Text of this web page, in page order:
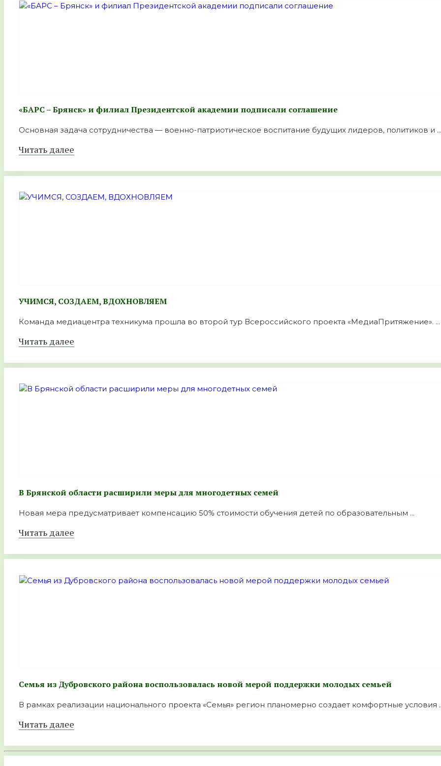
«БАРС – Брянск» и филиал Президентской академии подписали соглашение
Основная задача сотрудничества — военно-патриотическое воспитание будущих лидеров, политиков и ...
Читать далее
УЧИМСЯ, СОЗДАЕМ, ВДОХНОВЛЯЕМ
Команда медиацентра техникума прошла во второй тур Всероссийского проекта «МедиаПритяжение». ...
Читать далее
В Брянской области расширили меры для многодетных семей
Новая мера предусматривает компенсацию 50% стоимости обучения детей по образовательным ...
Читать далее
Семья из Дубровского района воспользовалась новой мерой поддержки молодых семьей
В рамках реализации национального проекта «Семья» регион планомерно создает комфортные условия
Читать далее